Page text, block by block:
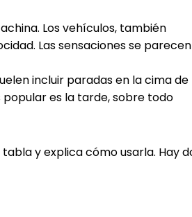
Los vehículos, también
Las sensaciones se
incluir paradas en la cima de
popular es la tarde, sobre todo
y explica cómo usarla. Hay